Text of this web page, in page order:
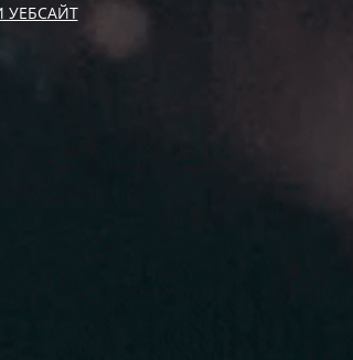
УЕБСАЙТ